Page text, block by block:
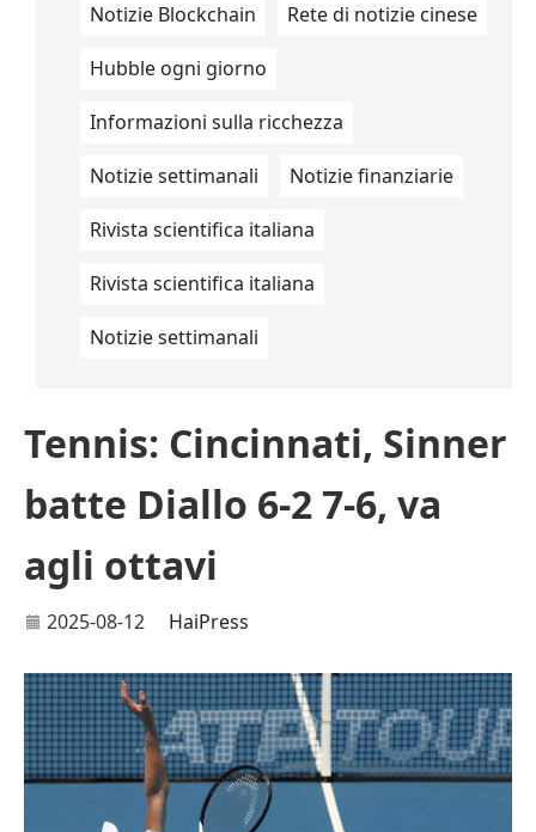
Notizie Blockchain Rete di notizie cinese
Hubble ogni giorno
Informazioni sulla ricchezza
Notizie settimanali Notizie finanziarie
Rivista scientifica italiana
Rivista scientifica italiana
Notizie settimanali
Tennis: Cincinnati, Sinner
batte Diallo 6-2 7-6, va
agli ottavi
2025-08-12 HaiPress